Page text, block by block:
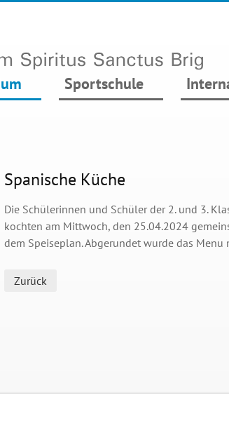
Sportschule
Spanische Küche
Die Schülerinnen und Schüler der 2. und 3.
kochten am Mittwoch, den 25.04.2024
dem Speiseplan. Abgerundet wurde das
Zurück